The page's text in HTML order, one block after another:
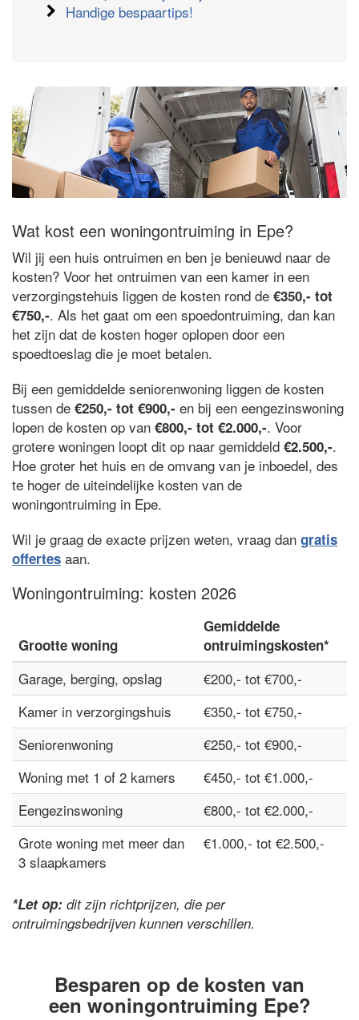
Handige bespaartips!
Wat kost een woningontruiming in Epe?
Wil jij een huis ontruimen en ben je benieuwd naar de
kosten? Voor het ontruimen van een kamer in een
verzorgingstehuis liggen de kosten rond de €350,- tot
€750,-. Als het gaat om een spoedontruiming, dan kan
het zijn dat de kosten hoger oplopen door een
spoedtoeslag die je moet betalen.
Bij een gemiddelde seniorenwoning liggen de kosten
tussen de €250,- tot €900,- en bij een eengezinswoning
lopen de kosten op van €800,- tot €2.000,-. Voor
grotere woningen loopt dit op naar gemiddeld €2.500,-.
Hoe groter het huis en de omvang van je inboedel, des
te hoger de uiteindelijke kosten van de
woningontruiming in Epe.
Wil je graag de exacte prijzen weten, vraag dan gratis
offertes aan.
Woningontruiming: kosten 2026
Grootte woning
Gemiddelde
ontruimingskosten*
Garage, berging, opslag
€200,- tot €700,-
Kamer in verzorgingshuis
€350,- tot €750,-
Seniorenwoning
€250,- tot €900,-
Woning met 1 of 2 kamers
€450,- tot €1.000,-
Eengezinswoning
€800,- tot €2.000,-
Grote woning met meer dan
3 slaapkamers
€1.000,- tot €2.500,-
*Let op: dit zijn richtprijzen, die per
ontruimingsbedrijven kunnen verschillen.
Besparen op de kosten van
een woningontruiming Epe?